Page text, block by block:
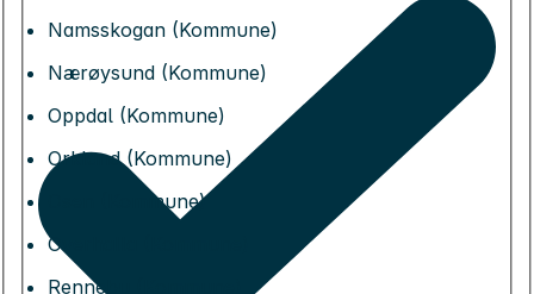
Namsskogan (Kommune)
Nærøysund (Kommune)
Oppdal (Kommune)
Orkland (Kommune)
Osen (Kommune)
Overhalla (Kommune)
Rennebu (Kommune)